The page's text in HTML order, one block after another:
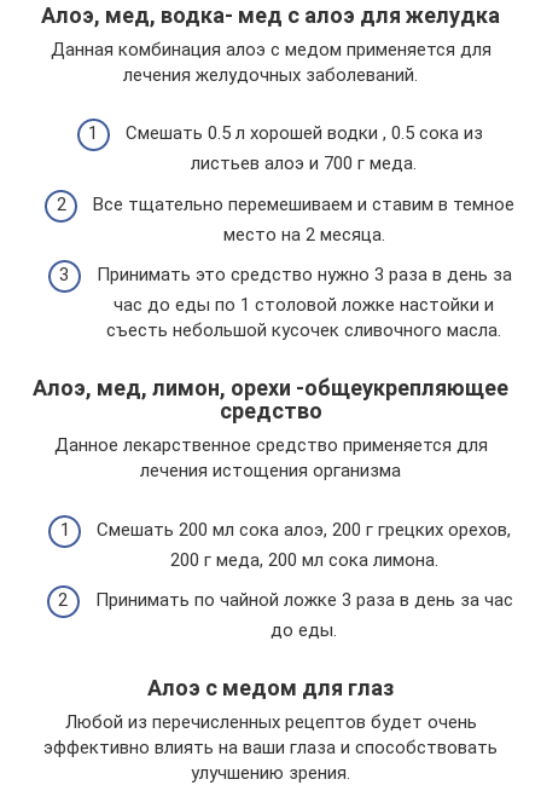
Алоэ, мед, водка- мед с алоэ для желудка
Данная комбинация алоэ с медом применяется для
лечения желудочных заболеваний.
Смешать 0.5 л хорошей водки , 0.5 сока из
листьев алоэ и 700 г меда.
Все тщательно перемешиваем и ставим в темное
место на 2 месяца.
Принимать это средство нужно 3 раза в день за
час до еды по 1 столовой ложке настойки и
съесть небольшой кусочек сливочного масла.
Алоэ, мед, лимон, орехи -общеукрепляющее
средство
Данное лекарственное средство применяется для
лечения истощения организма
Смешать 200 мл сока алоэ, 200 г грецких орехов,
200 г меда, 200 мл сока лимона.
Принимать по чайной ложке 3 раза в день за час
до еды.
Алоэ с медом для глаз
Любой из перечисленных рецептов будет очень
эффективно влиять на ваши глаза и способствовать
улучшению зрения.